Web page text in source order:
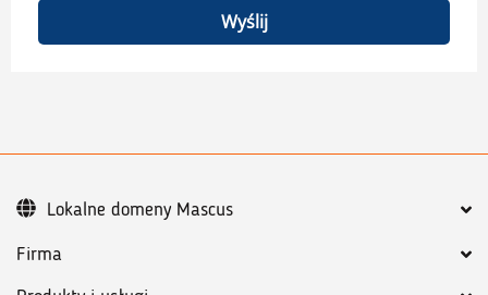
Wyślij
Firma
Lokalne domeny Mascus